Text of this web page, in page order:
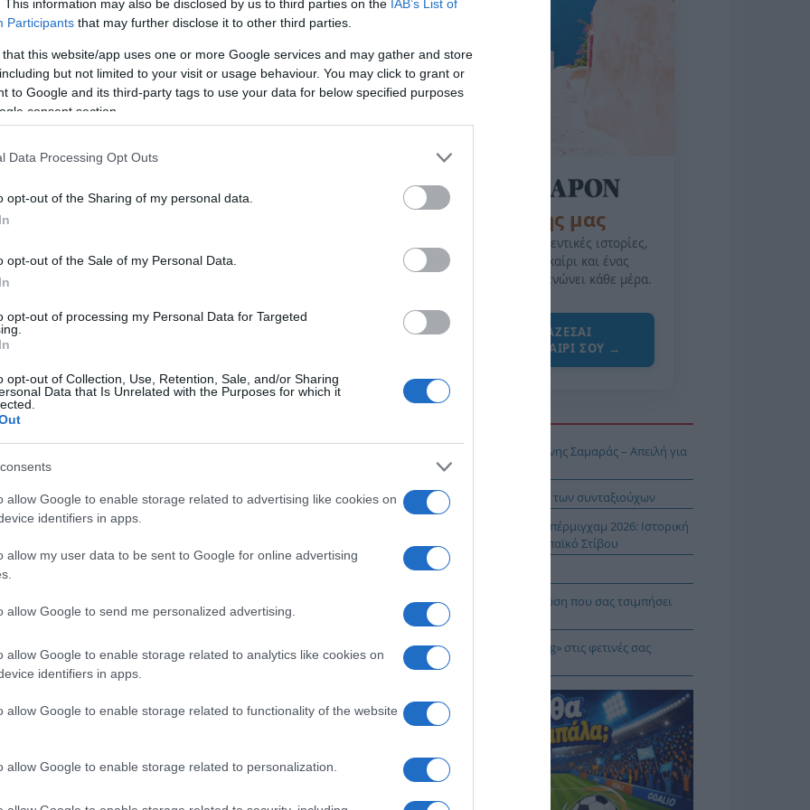
This information may also be disclosed by us to third parties on the IAB’s List of
Participants that may further disclose it to other third parties.
that this website/app uses one or more Google services and may gather and store
but not limited to your visit or usage behaviour. You may click to grant or
to Google and its third-party tags to use your data for below specified purposes
consent section.
Data Processing Opt Outs
opt-out of the Sharing of my personal data.
opt-out of the Sale of my Personal Data.
opt-out of processing my Personal Data for Targeted
opt-out of Collection, Use, Retention, Sale, and/or Sharing
Data that Is Unrelated with the Purposes for which it
allow Google to enable storage related to advertising like cookies on
identifiers in apps.
allow my user data to be sent to Google for online advertising
allow Google to send me personalized advertising.
allow Google to enable storage related to analytics like cookies on
identifiers in apps.
allow Google to enable storage related to functionality of the website
allow Google to enable storage related to personalization.
Πρόεδρος της ΕΘΕΑΣ και της ΑΣ Καλαβρύτων
θα είναι ο πυρήνας μας για πολλούς λόγους. Γιατί είναι
κρατά τον κοινωνικό ιστό και γιατί όχι στη βοσκήσιμη γη
ιδιαίτερα αιχμηρός. Όπως είπε, τα Καλάβρυτα υπέβαλαν
αλλά η απάντηση ήρθε μετά από τρία χρόνια και το
Οκ. Σατολιάςεπεσήμανε ότι, παρά το γεγονός πως το
η έγκριση καθυστέρησε τρία χρόνια και τελικά ο
καλούνται πλέον να υλοποιήσουν ένα απαιτητικό έργο μέσα
με την ανάγκη για ουσιαστική δουλειά και σοβαρό
η παραγωγή ποιοτικού γάλακτος από ποιοτικά ζώα, και όχι η
στήριξη από την πολιτεία προς αυτή την κατεύθυνση.
«Η φέτα δεν έχει ταβάνι. Θα περάσει το δισεκατομμύριο
είναι πιο αδικημένοι από τους γεωργούς. Τα χρήματα
παραγωγούς. Πήγαν σε ανθρώπους που απλώς δηλώνουν
σημαντικό μέρος της επένδυσης, ζητώντας στην αναθεώρηση
με πραγματικό τρόπο.
της συντακτικής ομάδας της εφημερίδας Agrenda σε
της Ζωής μας
Οι άνθρωποι, οι αυθεντικές ιστορίες,
το ελληνικό καλοκαίρι και ένας
πολιτισμός που μας ενώνει κάθε μέρα.
ΌΣΑ ΧΡΕΙΆΖΕΣΑΙ
ΓΙΑ ΤΟ ΚΑΛΟΚΑΊΡΙ ΣΟΥ →
ΤΟ ΠΑΡΟΝ: Ρυθμιστής ο Αντώνης Σαμαράς – Απειλή για
Προβληματίζει το κύμα φυγής των συνταξιούχων
Αντίστροφη μέτρηση για το Μπέρμιγχαμ 2026: Ιστορική
ελληνική παρουσία στο Ευρωπαϊκό Στίβου
Η Ναυτιλία εκπέμπει «SOS»
Τι πρέπει να κάνετε σε περίπτωση που σας τσιμπήσει
μωβ μέδουσα
Πώς να κάνετε «smart spending» στις φετινές σας
διακοπές